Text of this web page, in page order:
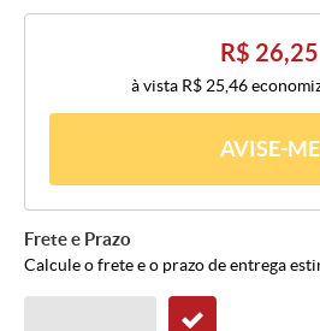
R$ 26,25
à vista R$ 25,46
AVISE-ME
Frete e Prazo
Calcule o frete e o prazo de entrega